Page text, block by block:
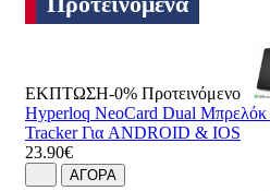
ΕΚΠΤΩΣΗ-0% Προτεινόμενο
Hyperloq NeoCard Dual Μπρελόκ
Tracker Για ANDROID & IOS
23.90€
ΑΓΟΡΑ